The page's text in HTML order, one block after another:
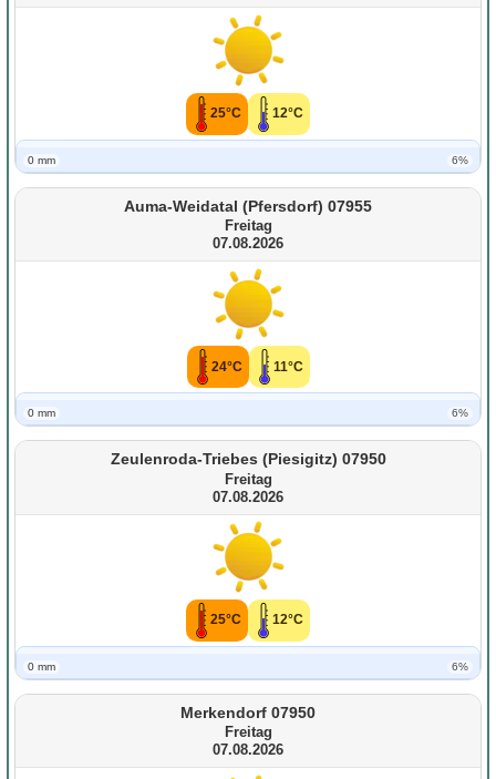
25°C 12°C
0 mm 6%
Auma-Weidatal (Pfersdorf) 07955
Freitag
07.08.2026
24°C 11°C
0 mm 6%
Zeulenroda-Triebes (Piesigitz) 07950
Freitag
07.08.2026
25°C 12°C
0 mm 6%
Merkendorf 07950
Freitag
07.08.2026